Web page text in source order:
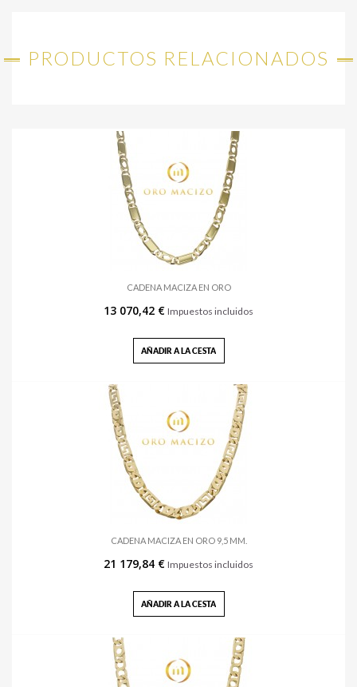
PRODUCTOS RELACIONADOS
CADENA MACIZA EN ORO
13 070,42 € Impuestos incluidos
AÑADIR A LA CESTA
CADENA MACIZA EN ORO 9,5 MM.
21 179,84 € Impuestos incluidos
AÑADIR A LA CESTA